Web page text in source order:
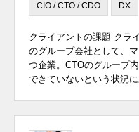
CIO / CTO / CDO DX
クライアントの課題 クラ
のグループ会社として、
つ企業。CTOのグループ
できていないという状況